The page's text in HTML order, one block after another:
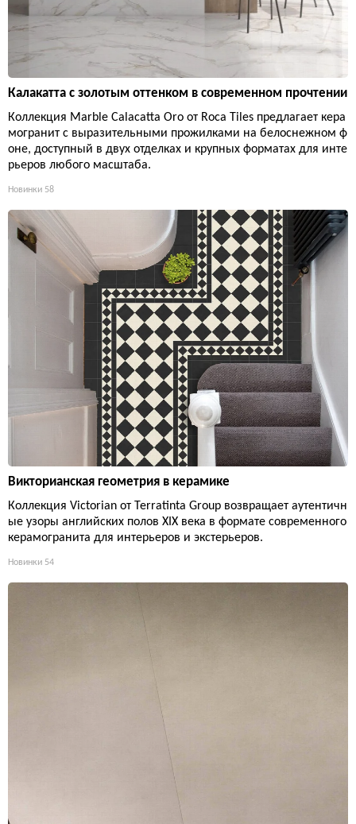
Калакатта с золотым оттенком в современном прочтении
Коллекция Marble Calacatta Oro от Roca Tiles предлагает кера
могранит с выразительными прожилками на белоснежном ф
оне, доступный в двух отделках и крупных форматах для инте
рьеров любого масштаба.
Новинки 58
Викторианская геометрия в керамике
Коллекция Victorian от Terratinta Group возвращает аутентичн
ые узоры английских полов XIX века в формате современного
керамогранита для интерьеров и экстерьеров.
Новинки 54